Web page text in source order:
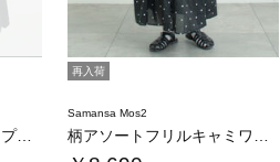
《新色追加》裾スカラップレースノースリーブイ…
再入荷
Samansa Mos2